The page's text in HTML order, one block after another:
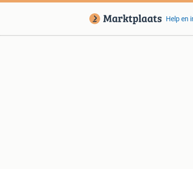
Help en